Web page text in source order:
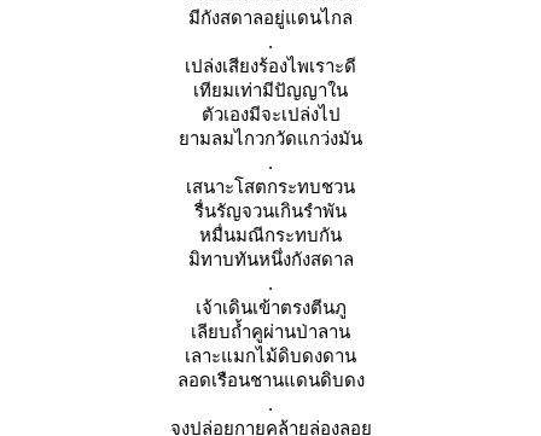
มีกังสดาลอยู่แดนไกล
.
เปล่งเสียงร้องไพเราะดี
เทียมเท่ามีปัญญาใน
ตัวเองมีจะเปล่งไป
ามลมไกวกวัดแกว่งมัน
.
เสนาะโสตกระทบชวน
รื่นรัญจวนเกินรำพัน
หมื่นมณีกระทบกัน
มิทาบทันหนึ่งกังสดาล
.
เจ้าเดินเข้าตรงตีนภู
เลียบถ้ำคูผ่านป่าลาน
เลาะแมกไม้ดิบดงดาน
ลอดเรือนชานแดนดิบดง
.
จงปล่อยกายคล้ายล่องลอ